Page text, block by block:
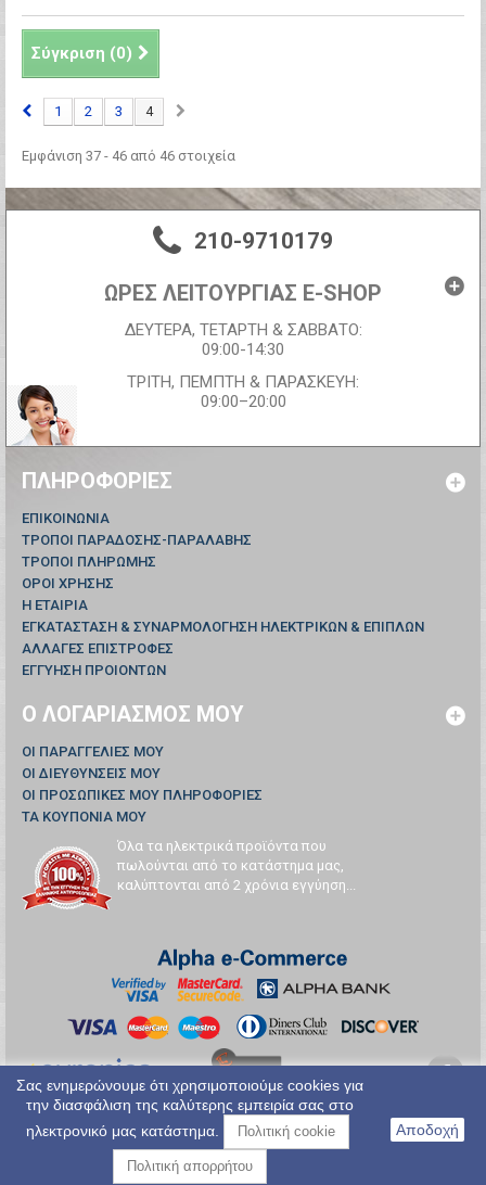
Σύγκριση (0)
1 2 3 4
Εμφάνιση 37 - 46 από 46 στοιχεία
210-9710179
ΩΡΕΣ ΛΕΙΤΟΥΡΓΙΑΣ E-SHOP
ΔΕΥΤΕΡΑ, ΤΕΤΑΡΤΗ & ΣΑΒΒΑΤΟ:
09:00-14:30
ΤΡΙΤΗ, ΠΕΜΠΤΗ & ΠΑΡΑΣΚΕΥΗ:
09:00–20:00
ΠΛΗΡΟΦΟΡΊΕΣ
ΕΠΙΚΟΙΝΩΝΊΑ
ΤΡΟΠΟΙ ΠΑΡΑΔΟΣΗΣ-ΠΑΡΑΛΑΒΗΣ
ΤΡΟΠΟΙ ΠΛΗΡΩΜΗΣ
ΟΡΟΙ ΧΡΗΣΗΣ
Η ΕΤΑΙΡΙΑ
ΕΓΚΑΤΑΣΤΑΣΗ & ΣΥΝΑΡΜΟΛΟΓΗΣΗ ΗΛΕΚΤΡΙΚΩΝ & ΕΠΙΠΛΩΝ
ΑΛΛΑΓΕΣ ΕΠΙΣΤΡΟΦΕΣ
ΕΓΓΥΗΣΗ ΠΡΟΙΟΝΤΩΝ
Ο ΛΟΓΑΡΙΑΣΜΌΣ ΜΟΥ
ΟΙ ΠΑΡΑΓΓΕΛΊΕΣ ΜΟΥ
ΟΙ ΔΙΕΥΘΎΝΣΕΙΣ ΜΟΥ
ΟΙ ΠΡΟΣΩΠΙΚΈΣ ΜΟΥ ΠΛΗΡΟΦΟΡΊΕΣ
ΤΑ ΚΟΥΠΌΝΙΑ ΜΟΥ
Όλα τα ηλεκτρικά προϊόντα που
πωλούνται από το κατάστημα μας,
καλύπτονται από 2 χρόνια εγγύηση...
Σας ενημερώνουμε ότι χρησιμοποιούμε cookies για
την διασφάλιση της καλύτερης εμπειρία σας στο
ηλεκτρονικό μας κατάστημα.
Πολιτική cookie
Πολιτική απορρήτου
Αποδοχή